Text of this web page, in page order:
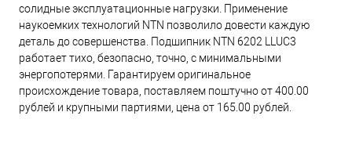
солидные эксплуатационные нагрузки. Применение
наукоемких технологий NTN позволило довести каждую
деталь до совершенства. Подшипник NTN 6202 LLUC3
работает тихо, безопасно, точно, с минимальными
энергопотерями. Гарантируем оригинальное
происхождение товара, поставляем поштучно от 400.00
рублей и крупными партиями, цена от 165.00 рублей.